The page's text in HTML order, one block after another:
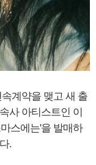
계약을 맺고 새 출
사 아티스트인 이
스에는'을 발매하
.